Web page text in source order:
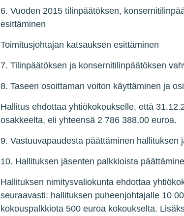
6. Vuoden 2015 tilinpäätöksen,
esittäminen
Toimitusjohtajan katsauksen esittäminen
7. Tilinpäätöksen ja konsernitilinpäätöksen
8. Taseen osoittaman voiton käyttäminen ja
Hallitus ehdottaa yhtiökokoukselle, että
osakkeelta, eli yhteensä 2 786 388,00 euroa.
9. Vastuuvapaudesta päättäminen hallituksen
10. Hallituksen jäsenten palkkioista
Hallituksen nimitysvaliokunta ehdottaa
seuraavasti: hallituksen puheenjohtajalle 10
kokouspalkkiota 500 euroa kokoukselta.